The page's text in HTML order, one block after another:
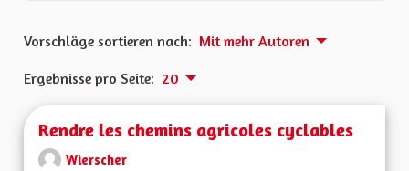
Vorschläge sortieren nach: Mit mehr Autoren
Ergebnisse pro Seite: 20
Rendre les chemins agricoles cyclables
Wierscher